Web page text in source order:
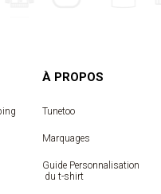
À PROPOS
Tunetoo
Marquages
Guide Personnalisation
du t-shirt